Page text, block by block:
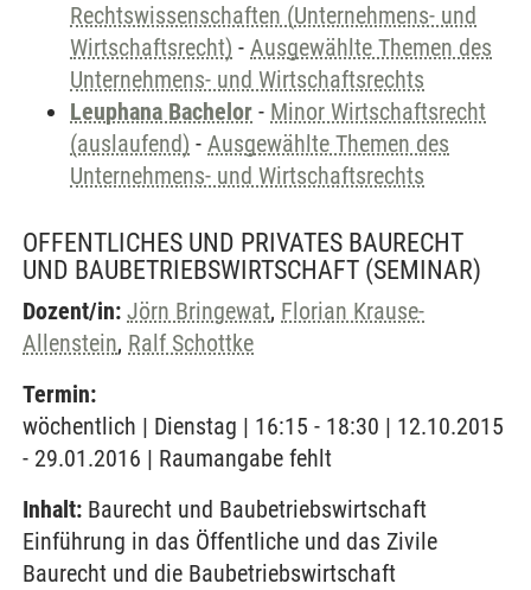
Rechtswissenschaften (Unternehmens- und
Wirtschaftsrecht) - Ausgewählte Themen des
Unternehmens- und Wirtschaftsrechts
Leuphana Bachelor - Minor Wirtschaftsrecht
(auslaufend) - Ausgewählte Themen des
Unternehmens- und Wirtschaftsrechts
OFFENTLICHES UND PRIVATES BAURECHT
UND BAUBETRIEBSWIRTSCHAFT (SEMINAR)
Dozent/in: Jörn Bringewat, Florian Krause-
Allenstein, Ralf Schottke
Termin:
wöchentlich | Dienstag | 16:15 - 18:30 | 12.10.2015
- 29.01.2016 | Raumangabe fehlt
Inhalt: Baurecht und Baubetriebswirtschaft
Einführung in das Öffentliche und das Zivile
Baurecht und die Baubetriebswirtschaft